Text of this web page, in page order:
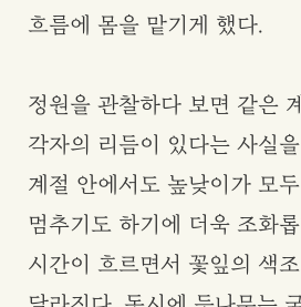
흐름에 몸을 맡기게 했다.
정원을 관찰하다 보면 같은
각자의 리듬이 있다는 사실
계절 안에서도 높낮이가 모
멈추기도 하기에 더욱 조화
시간이 흐르면서 꽃잎의 색